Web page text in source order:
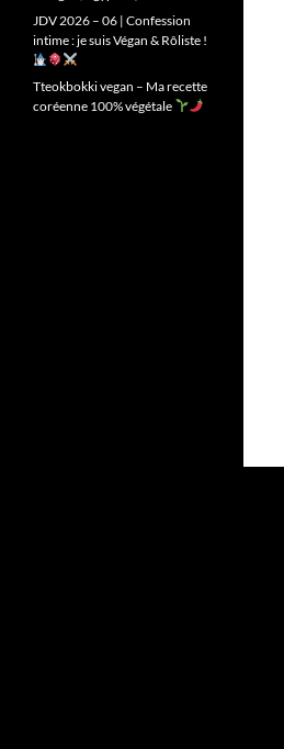
JDV 2026 – 06 | Confession
intime : je suis Végan & Rôliste !
Tteokbokki vegan – Ma recette
coréenne 100% végétale